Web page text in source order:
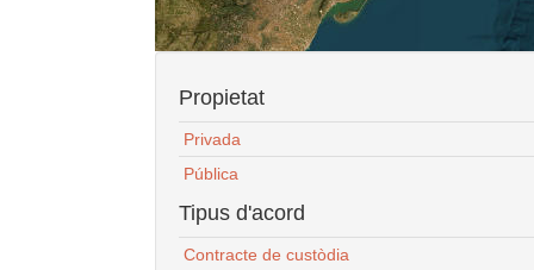
Propietat
Privada
Pública
Tipus d'acord
Contracte de custòdia